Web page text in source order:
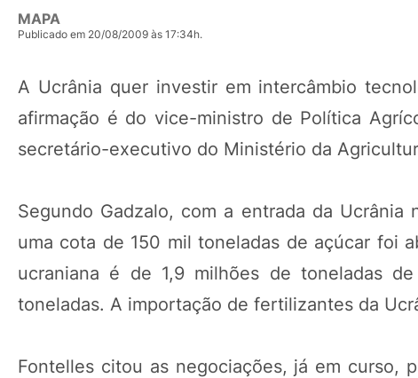
MAPA
Publicado em 20/08/2009 às 17:34h.
A Ucrânia quer investir em intercâmbio
afirmação é do vice-ministro de Política
secretário-executivo do Ministério da
Segundo Gadzalo, com a entrada da
uma cota de 150 mil toneladas de açúcar foi
ucraniana é de 1,9 milhões de toneladas
toneladas. A importação de fertilizantes da
Fontelles citou as negociações, já em curso,